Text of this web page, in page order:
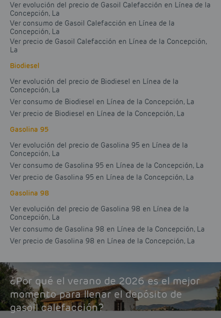
Ver evolución del precio de Gasoil Calefacción en Línea de la
Concepción, La
Ver consumo de Gasoil Calefacción en Línea de la
Concepción, La
Ver precio de Gasoil Calefacción en Línea de la Concepción,
La
Biodiesel
Ver evolución del precio de Biodiesel en Línea de la
Concepción, La
Ver consumo de Biodiesel en Línea de la Concepción, La
Ver precio de Biodiesel en Línea de la Concepción, La
Gasolina 95
Ver evolución del precio de Gasolina 95 en Línea de la
Concepción, La
Ver consumo de Gasolina 95 en Línea de la Concepción, La
Ver precio de Gasolina 95 en Línea de la Concepción, La
Gasolina 98
Ver evolución del precio de Gasolina 98 en Línea de la
Concepción, La
Ver consumo de Gasolina 98 en Línea de la Concepción, La
Ver precio de Gasolina 98 en Línea de la Concepción, La
¿Por qué el verano de 2026 es el mejor
momento para llenar el depósito de
gasoil calefacción?